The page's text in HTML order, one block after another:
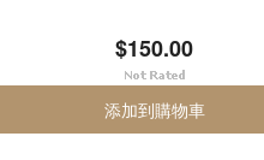
$150.00
添加到購物車